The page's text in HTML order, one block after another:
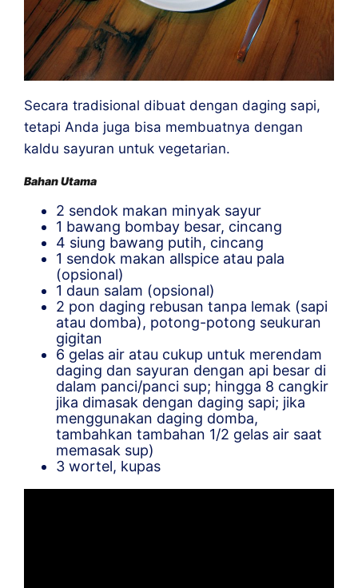
Secara tradisional dibuat dengan daging sapi,
tetapi Anda juga bisa membuatnya dengan
kaldu sayuran untuk vegetarian.
Bahan Utama
2 sendok makan minyak sayur
1 bawang bombay besar, cincang
4 siung bawang putih, cincang
1 sendok makan allspice atau pala
(opsional)
1 daun salam (opsional)
2 pon daging rebusan tanpa lemak (sapi
atau domba), potong-potong seukuran
gigitan
6 gelas air atau cukup untuk merendam
daging dan sayuran dengan api besar di
dalam panci/panci sup; hingga 8 cangkir
jika dimasak dengan daging sapi; jika
menggunakan daging domba,
tambahkan tambahan 1/2 gelas air saat
memasak sup)
3 wortel, kupas